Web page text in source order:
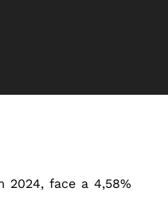
2024, face a 4,58%